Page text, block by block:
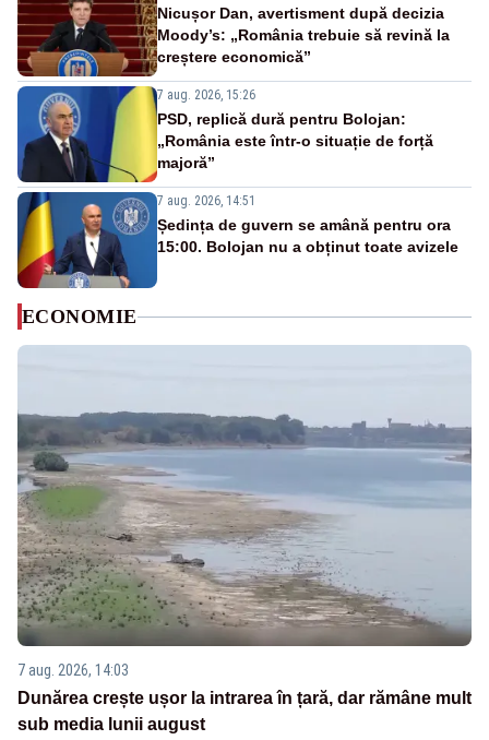
Nicușor Dan, avertisment după decizia
Moody’s: „România trebuie să revină la
creștere economică”
7 aug. 2026, 15:26
PSD, replică dură pentru Bolojan:
„România este într-o situație de forță
majoră”
7 aug. 2026, 14:51
Ședința de guvern se amână pentru ora
15:00. Bolojan nu a obținut toate avizele
ECONOMIE
7 aug. 2026, 14:03
Dunărea crește ușor la intrarea în țară, dar rămâne mult
sub media lunii august